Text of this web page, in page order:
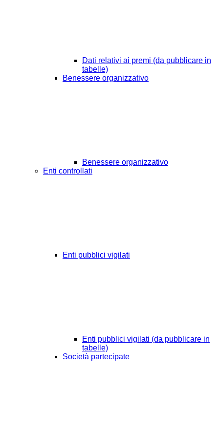
Dati relativi ai premi (da pubblicare in
tabelle)
Benessere organizzativo
Benessere organizzativo
Enti controllati
Enti pubblici vigilati
Enti pubblici vigilati (da pubblicare in
tabelle)
Società partecipate